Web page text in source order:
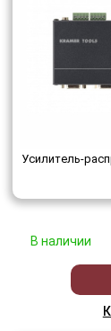
Усилитель-
В наличии